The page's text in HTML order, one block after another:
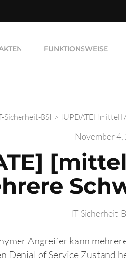
FUNKTIONSWEISE
Sicherheit-BSI > [UPDATE] [mittel]
November 4,
IT-Sicherheit-
Angreifer kann
Denial of Service Zustand